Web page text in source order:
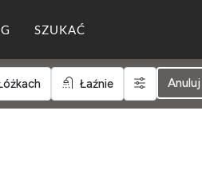
SZUKAĆ
Łaźnie Anuluj